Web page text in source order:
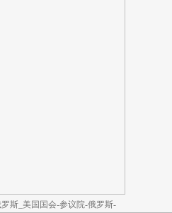
斯_美国国会-参议院-俄罗斯-